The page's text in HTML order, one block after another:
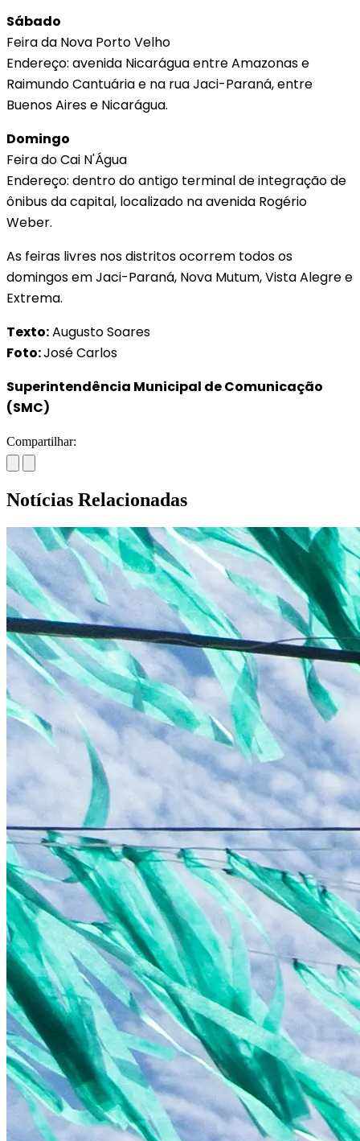
Sábado
Feira da Nova Porto Velho
Endereço: avenida Nicarágua entre Amazonas e
Raimundo Cantuária e na rua Jaci-Paraná, entre
Buenos Aires e Nicarágua.
Domingo
Feira do Cai N'Água
Endereço: dentro do antigo terminal de integração de
ônibus da capital, localizado na avenida Rogério
Weber.
As feiras livres nos distritos ocorrem todos os
domingos em Jaci-Paraná, Nova Mutum, Vista Alegre e
Extrema.
Texto:Augusto Soares
Foto:José Carlos
Superintendência Municipal de Comunicação
(SMC)
Compartilhar:
Notícias Relacionadas